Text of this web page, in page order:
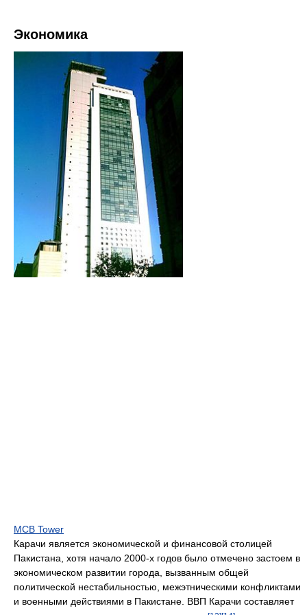
Экономика
MCB Tower
Карачи является экономической и финансовой столицей
Пакистана, хотя начало 2000-х годов было отмечено застоем в
экономическом развитии города, вызванным общей
политической нестабильностью, межэтническими конфликтами
и военными действиями в Пакистане. ВВП Карачи составляет